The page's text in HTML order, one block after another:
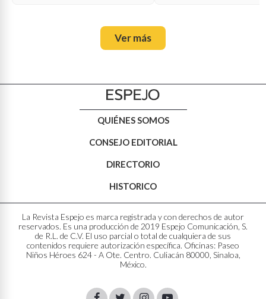
Ver más
QUIÉNES SOMOS
CONSEJO EDITORIAL
DIRECTORIO
HISTORICO
La Revista Espejo es marca registrada y con derechos de autor
reservados. Es una producción de 2019 Espejo Comunicación, S.
de R.L. de C.V. El uso parcial o total de cualquiera de sus
contenidos requiere autorización específica. Oficinas: Paseo
Niños Héroes 624 - A Ote. Centro. Culiacán 80000, Sinaloa,
México.